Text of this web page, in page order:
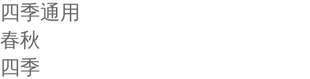
四季通用
春秋
四季